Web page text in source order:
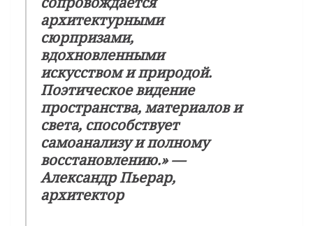
архитектурными
сюрпризами,
вдохновленными
искусством и природой.
Поэтическое видение
пространства, материалов и
света, способствует
самоанализу и полному
восстановлению.» —
Александр Пьерар,
архитектор